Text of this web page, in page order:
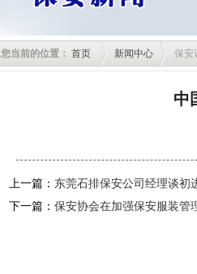
您当前的位置： 首页 新闻中心 保安
中
上一篇： 东莞石排保安公司经理谈初
下一篇： 保安协会在加强保安服装管